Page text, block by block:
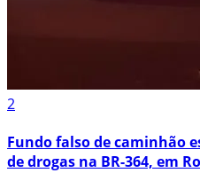
2
Fundo falso de caminhão
de drogas na BR-364, em